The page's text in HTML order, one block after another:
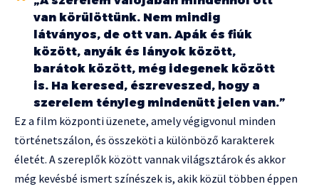
van körülöttünk. Nem mindig
látványos, de ott van. Apák és fiúk
között, anyák és lányok között,
barátok között, még idegenek között
is. Ha keresed, észreveszed, hogy a
szerelem tényleg mindenütt jelen van.”
Ez a film központi üzenete, amely végigvonul minden
történetszálon, és összeköti a különböző karakterek
életét. A szereplők között vannak világsztárok és akkor
még kevésbé ismert színészek is, akik közül többen éppen